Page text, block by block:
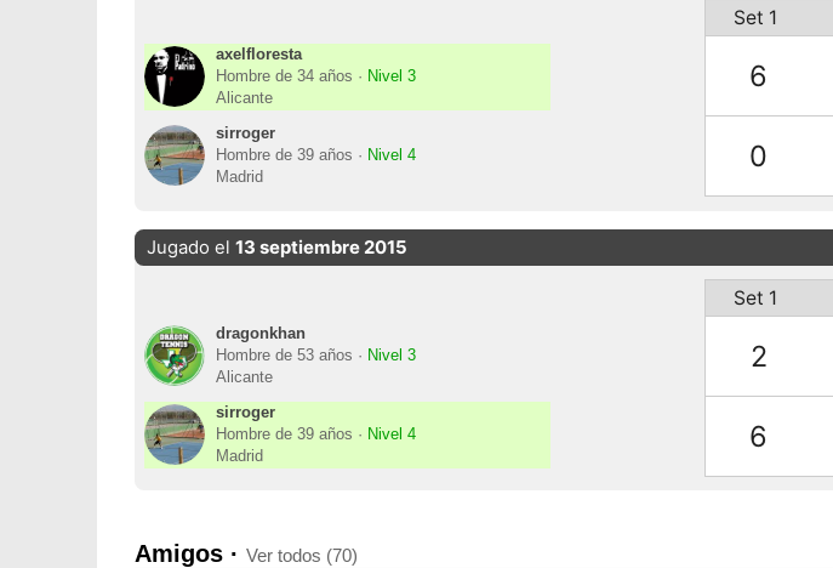
axelfloresta
Hombre de 34 años · Nivel 3
Alicante
sirroger
Hombre de 39 años · Nivel 4
Madrid
Set 1
6
0
Jugado el 13 septiembre 2015
dragonkhan
Hombre de 53 años · Nivel 3
Alicante
sirroger
Hombre de 39 años · Nivel 4
Madrid
Set 1
2
6
Amigos · Ver todos (70)